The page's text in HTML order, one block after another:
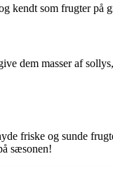
som frugter på
dem masser af
friske og sunde
sæsonen!